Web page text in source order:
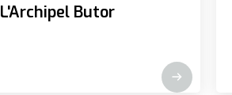
L'Archipel Butor